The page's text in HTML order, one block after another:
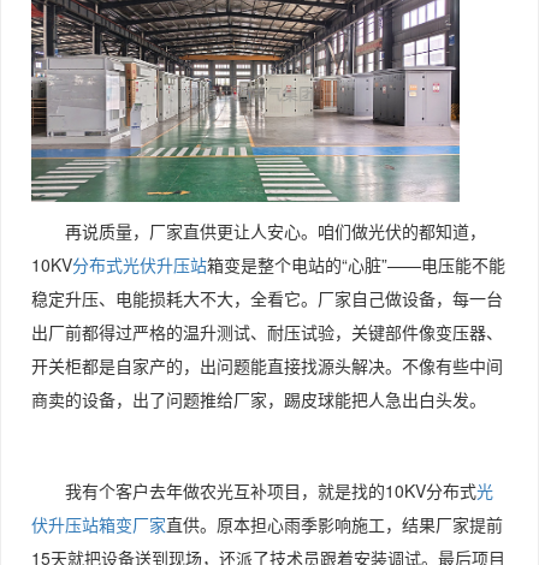
再说质量，厂家直供更让人安心。咱们做光伏的都知道，
10KV分布式光伏升压站箱变是整个电站的“心脏”——电压能不能
稳定升压、电能损耗大不大，全看它。厂家自己做设备，每一台
出厂前都得过严格的温升测试、耐压试验，关键部件像变压器、
开关柜都是自家产的，出问题能直接找源头解决。不像有些中间
商卖的设备，出了问题推给厂家，踢皮球能把人急出白头发。
我有个客户去年做农光互补项目，就是找的10KV分布式光
伏升压站箱变厂家直供。原本担心雨季影响施工，结果厂家提前
15天就把设备送到现场，还派了技术员跟着安装调试。最后项目